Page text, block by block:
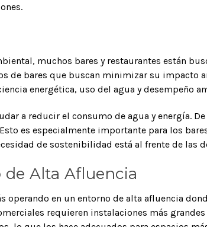
muchos bares y restaurantes están
bares que buscan minimizar su impacto
energética, uso del agua y desempeño
a reducir el consumo de agua y energía.
es especialmente importante para los
de sostenibilidad está al frente de las
de Alta Afluencia
operando en un entorno de alta afluencia
requieren instalaciones más